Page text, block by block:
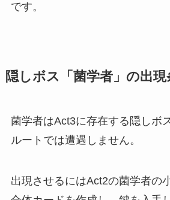
です。
隠しボス「菌学者」の出
菌学者はAct3に存在する隠しボ
ルートでは遭遇しません。
出現させるにはAct2の菌学者の